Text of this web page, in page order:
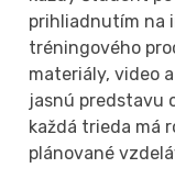
prihliadnutím na
tréningového
materiály, video
jasnú predstavu
každá trieda má
plánované